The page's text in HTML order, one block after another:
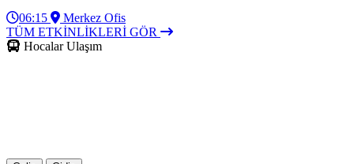
06:15
Merkez Ofis
TÜM ETKİNLİKLERİ GÖR
Hocalar Ulaşım